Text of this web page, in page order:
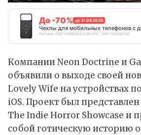
До -70% до 31.08.2026
Чехлы для мобильных телефонов с
Реклама. ООО "АЛИБАБА.КОМ (РУ)", ИНН 7703380158
Компании Neon Doctrine и
объявили о выходе своей
Lovely Wife на устройствах
iOS. Проект был
The Indie Horror Showcase и
собой готическую историю о